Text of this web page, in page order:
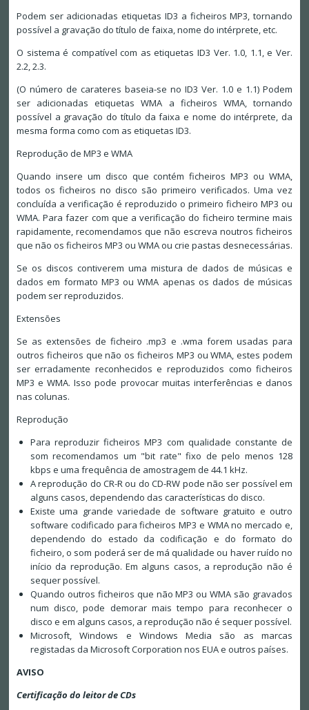
Podem ser adicionadas etiquetas ID3 a ficheiros MP3, tornando
possível a gravação do título de faixa, nome do intérprete, etc.
O sistema é compatível com as etiquetas ID3 Ver. 1.0, 1.1, e Ver.
2.2, 2.3.
(O número de carateres baseia-se no ID3 Ver. 1.0 e 1.1) Podem
ser adicionadas etiquetas WMA a ficheiros WMA, tornando
possível a gravação do título da faixa e nome do intérprete, da
mesma forma como com as etiquetas ID3.
Reprodução de MP3 e WMA
Quando insere um disco que contém ficheiros MP3 ou WMA,
todos os ficheiros no disco são primeiro verificados. Uma vez
concluída a verificação é reproduzido o primeiro ficheiro MP3 ou
WMA. Para fazer com que a verificação do ficheiro termine mais
rapidamente, recomendamos que não escreva noutros ficheiros
que não os ficheiros MP3 ou WMA ou crie pastas desnecessárias.
Se os discos contiverem uma mistura de dados de músicas e
dados em formato MP3 ou WMA apenas os dados de músicas
podem ser reproduzidos.
Extensões
Se as extensões de ficheiro .mp3 e .wma forem usadas para
outros ficheiros que não os ficheiros MP3 ou WMA, estes podem
ser erradamente reconhecidos e reproduzidos como ficheiros
MP3 e WMA. Isso pode provocar muitas interferências e danos
nas colunas.
Reprodução
Para reproduzir ficheiros MP3 com qualidade constante de
som recomendamos um "bit rate" fixo de pelo menos 128
kbps e uma frequência de amostragem de 44.1 kHz.
A reprodução do CR-R ou do CD-RW pode não ser possível em
alguns casos, dependendo das características do disco.
Existe uma grande variedade de software gratuito e outro
software codificado para ficheiros MP3 e WMA no mercado e,
dependendo do estado da codificação e do formato do
ficheiro, o som poderá ser de má qualidade ou haver ruído no
início da reprodução. Em alguns casos, a reprodução não é
sequer possível.
Quando outros ficheiros que não MP3 ou WMA são gravados
num disco, pode demorar mais tempo para reconhecer o
disco e em alguns casos, a reprodução não é sequer possível.
Microsoft, Windows e Windows Media são as marcas
registadas da Microsoft Corporation nos EUA e outros países.
AVISO
Certificação do leitor de CDs